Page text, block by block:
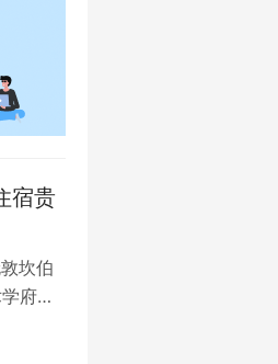
宿贵
坎伯
府，